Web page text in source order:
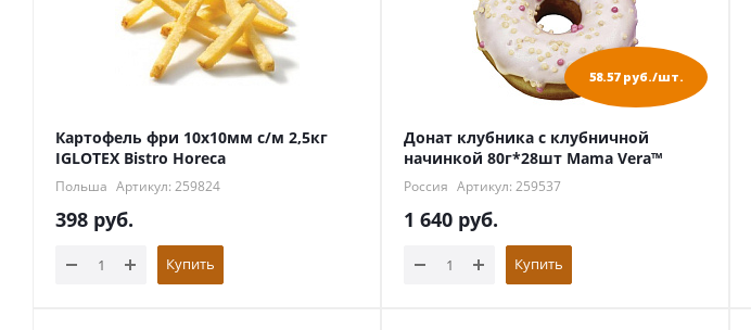
Картофель фри 10х10мм с/м 2,5кг
IGLOTEX Bistro Horeca
Польша Артикул: 259824
398 руб.
Купить
58.57 руб./шт.
Донат клубника с клубничной
начинкой 80г*28шт Mama Vera™
Россия Артикул: 259537
1 640 руб.
Купить